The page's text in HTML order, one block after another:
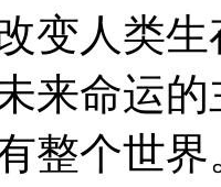
变人类
来命运
整个世